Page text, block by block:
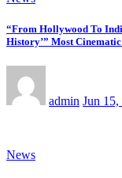
“From Hollywood To
History’” Most
admin Jun 15,
News